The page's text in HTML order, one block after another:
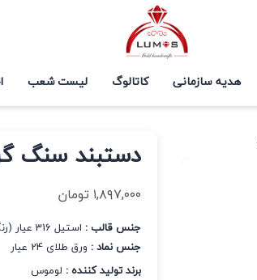
هدیه سازمانی کاتالوگ لیست شعب
دستبند سنگ
۱,۸۹۷,۰۰۰ تومان
جنس قالب : استیل 316 عیار (رنگ ثابت و ضد حساسیت)
جنس نماد : ورق طلای 24 عیار
برند تولید کننده : لوموس